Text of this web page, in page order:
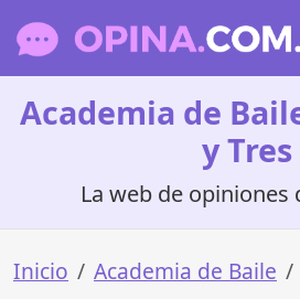
Academia de
y Tres
La web de opiniones
Inicio Academia de Baile